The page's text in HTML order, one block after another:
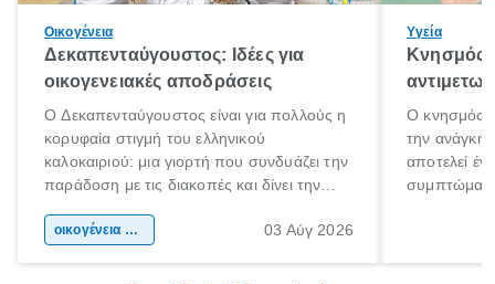
Οικογένεια
Δεκαπενταύγουστος: Ιδέες για
οικογενειακές αποδράσεις
Ο Δεκαπενταύγουστος είναι για πολλούς η
κορυφαία στιγμή του ελληνικού
καλοκαιριού: μια γιορτή που συνδυάζει την
παράδοση με τις διακοπές και δίνει την
χώρας. Είτε πρόκειται για λίγες μέρες
οικογένεια & παιδί 03 Αύγ 2026
Υγεία
Κνησμός:
Ο κνησμός
την ανάγκη
αποτελεί